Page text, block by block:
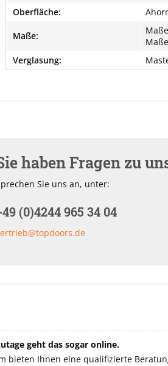
Oberfläche:
Maße:
Verglasung:
haben Fragen zu
Sie uns an, unter:
(0)4244 965 34 04
geht das sogar online.
bieten Ihnen eine qualifizierte